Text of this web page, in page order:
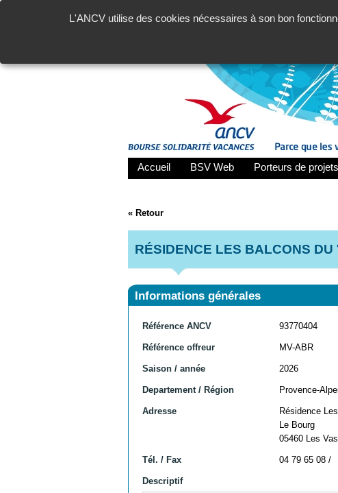
L'ANCV utilise des cookies nécessaires à son bon
Accueil BSV Web Porteurs de projets
« Retour
RÉSIDENCE LES BALCONS DU
Informations générales
Référence ANCV 93770404
Référence offreur MV-ABR
Saison / année 2026
Departement / Région Provence-
Adresse
Résidence
Le Bourg
05460 Les
Tél. / Fax 04 79 65 08 /
Descriptif